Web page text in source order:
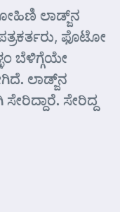
ಲಾಡ್ಜ್‌ನ
ಫೊಟೋ
ಬೆಳಿಗ್ಗೆಯೇ
ಲಾಡ್ಜ್‌ನ
ಸೇರಿದ್ದ